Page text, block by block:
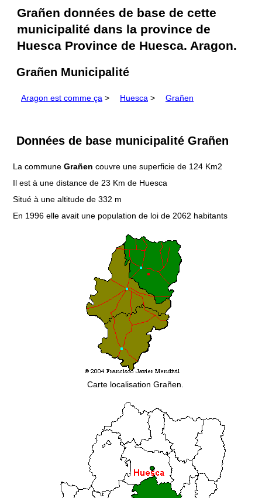
Grañen données de base de cette
municipalité dans la province de
Huesca Province de Huesca. Aragon.
Grañen Municipalité
Aragon est comme ça > Huesca > Grañen
Données de base municipalité Grañen
La commune Grañen couvre une superficie de 124 Km2
Il est à une distance de 23 Km de Huesca
Situé à une altitude de 332 m
En 1996 elle avait une population de loi de 2062 habitants
Carte localisation Grañen.